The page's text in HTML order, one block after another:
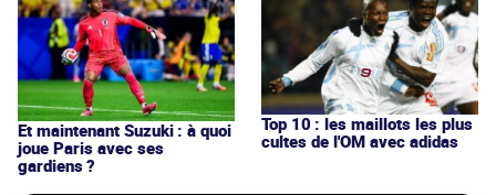
Et maintenant Suzuki : à quoi
joue Paris avec ses
gardiens ?
Top 10 : les maillots les plus
cultes de l'OM avec adidas